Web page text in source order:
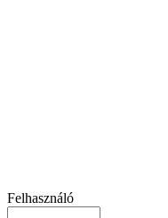
Felhasználó